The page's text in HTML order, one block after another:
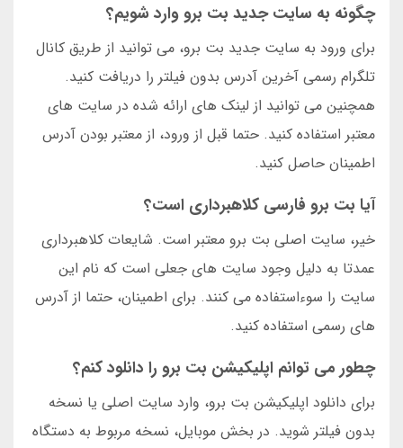
چگونه به سایت جدید بت برو وارد شویم؟
برای ورود به سایت جدید بت برو، می توانید از طریق کانال
تلگرام رسمی آخرین آدرس بدون فیلتر را دریافت کنید.
همچنین می توانید از لینک های ارائه شده در سایت های
معتبر استفاده کنید. حتما قبل از ورود، از معتبر بودن آدرس
اطمینان حاصل کنید.
آیا بت برو فارسی کلاهبرداری است؟
خیر، سایت اصلی بت برو معتبر است. شایعات کلاهبرداری
عمدتا به دلیل وجود سایت های جعلی است که نام این
سایت را سوءاستفاده می کنند. برای اطمینان، حتما از آدرس
های رسمی استفاده کنید.
چطور می توانم اپلیکیشن بت برو را دانلود کنم؟
برای دانلود اپلیکیشن بت برو، وارد سایت اصلی یا نسخه
بدون فیلتر شوید. در بخش موبایل، نسخه مربوط به دستگاه